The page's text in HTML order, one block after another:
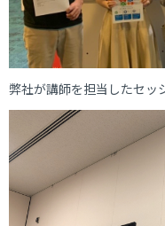
弊社が講師を担当したセ